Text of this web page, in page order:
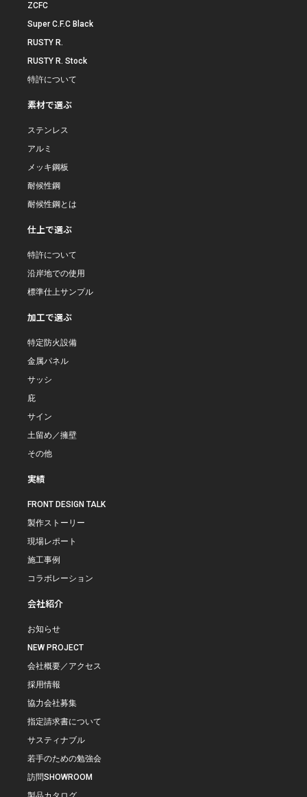
ZCFC
Super C.F.C Black
RUSTY R.
RUSTY R. Stock
特許について
素材で選ぶ
ステンレス
アルミ
メッキ鋼板
耐候性鋼
耐候性鋼とは
仕上で選ぶ
特許について
沿岸地での使用
標準仕上サンプル
加工で選ぶ
特定防火設備
金属パネル
サッシ
庇
サイン
土留め／擁壁
その他
実績
FRONT DESIGN TALK
製作ストーリー
現場レポート
施工事例
コラボレーション
会社紹介
お知らせ
NEW PROJECT
会社概要／アクセス
採用情報
協力会社募集
指定請求書について
サスティナブル
若手のための勉強会
訪問SHOWROOM